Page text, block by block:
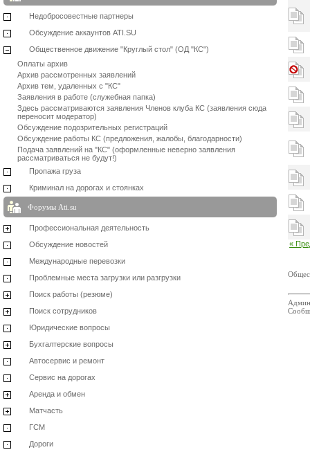
Недобросовестные партнеры
Обсуждение аккаунтов ATI.SU
Общественное движение "Круглый стол" (ОД "КС")
Оплаты архив
Архив рассмотренных заявлений
Архив тем, удаленных с "КС"
Заявления в работе (служебная папка)
Здесь рассматриваются заявления Членов клуба КС (заявления сюда
переносит модератор)
Обсуждение подозрительных регистраций
Обсуждение работы КС (предложения, жалобы, благодарности)
Подача заявлений на "КС" (оформленные неверно заявления
рассматриваться не будут!)
Пропажа груза
Криминал на дорогах и стоянках
Форумы Ati.su
Профессиональная деятельность
Обсуждение новостей
Международные перевозки
Проблемные места загрузки или разгрузки
Поиск работы (резюме)
Поиск сотрудников
Юридические вопросы
Бухгалтерские вопросы
Автосервис и ремонт
Сервис на дорогах
Аренда и обмен
Матчасть
ГСМ
Дороги
«